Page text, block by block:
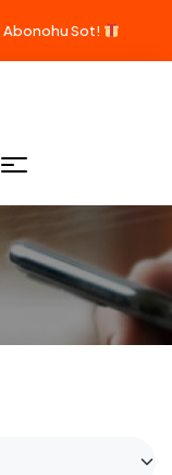
Abonohu Sot!